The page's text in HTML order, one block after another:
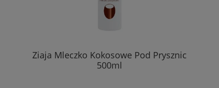
Ziaja Mleczko Kokosowe Pod Prysznic
500ml